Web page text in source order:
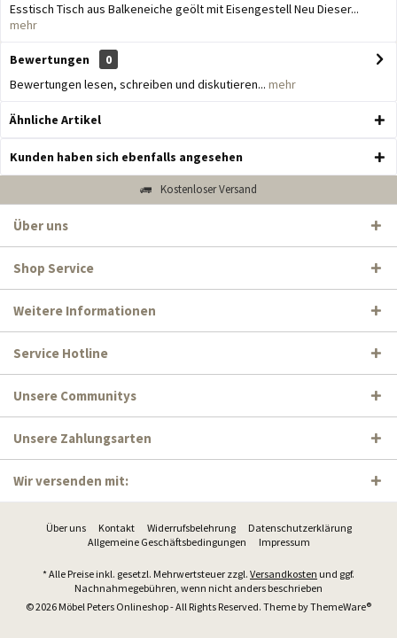
Esstisch Tisch aus Balkeneiche geölt mit Eisengestell Neu Dieser...
mehr
Bewertungen
0
Bewertungen lesen, schreiben und diskutieren... mehr
Ähnliche Artikel
Kunden haben sich ebenfalls angesehen
Kostenloser Versand
Über uns
Shop Service
Weitere Informationen
Service Hotline
Unsere Communitys
Unsere Zahlungsarten
Wir versenden mit:
Über uns Kontakt Widerrufsbelehrung
Datenschutzerklärung
Allgemeine Geschäftsbedingungen
Impressum
* Alle Preise inkl. gesetzl. Mehrwertsteuer zzgl. Versandkosten und ggf.
Nachnahmegebühren, wenn nicht anders beschrieben
© 2026 Möbel Peters Onlineshop - All Rights Reserved. Theme byThemeWare®